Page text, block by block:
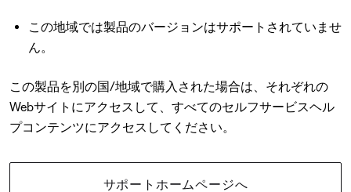
この地域では製品のバージョンはサポートされていませ
ん。
この製品を別の国/地域で購入された場合は、それぞれの
Webサイトにアクセスして、すべてのセルフサービスヘル
プコンテンツにアクセスしてください。
サポートホームページへ